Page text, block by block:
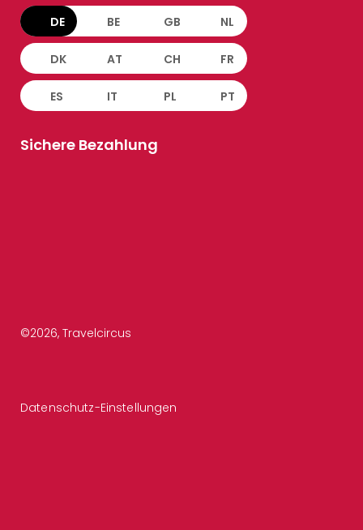
DE BE GB NL
DK AT CH FR
ES IT PL PT
Sichere Bezahlung
©2026, Travelcircus
Datenschutz-Einstellungen